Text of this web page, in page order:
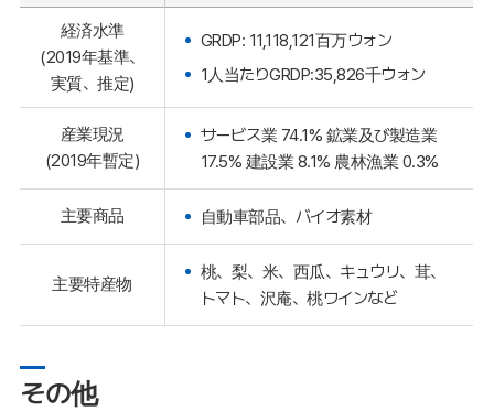
経済水準
(2019年基準、
実質、推定)
GRDP: 11,118,121百万ウォン
1人当たりGRDP:35,826千ウォン
産業現況
(2019年暫定)
サービス業 74.1% 鉱業及び製造業
17.5% 建設業 8.1% 農林漁業 0.3%
主要商品 自動車部品、バイオ素材
主要特産物
桃、梨、米、西瓜、キュウリ、茸、
トマト、沢庵、桃ワインなど
その他